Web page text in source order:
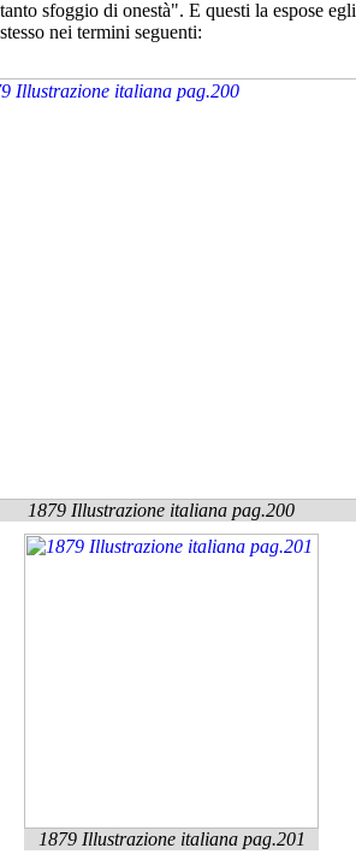
tanto sfoggio di onestà". E questi la espose egli
stesso nei termini seguenti:
1879 Illustrazione italiana pag.200
1879 Illustrazione italiana pag.201